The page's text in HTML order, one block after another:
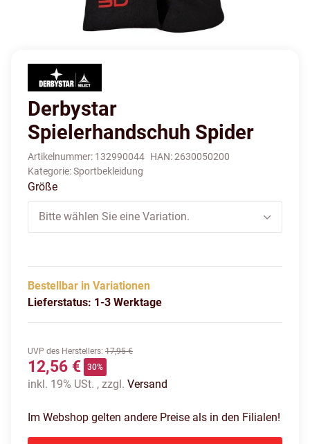
Derbystar
Spielerhandschuh Spider
Artikelnummer: 132990044 HAN:2630050200
Kategorie:Sportbekleidung
Größe
Bitte wählen Sie eine Variation.
Bestellbar in Variationen
Lieferstatus: 1-3 Werktage
UVP des Herstellers: 17,95 €
12,56 € 30%
inkl. 19% USt. , zzgl. Versand
Im Webshop gelten andere Preise als in den Filialen!